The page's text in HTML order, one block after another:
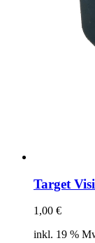
Target
1,00 €
inkl. 19 %